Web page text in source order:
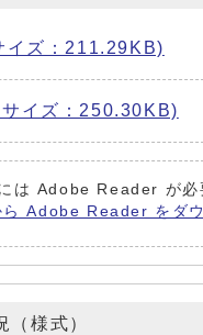
イズ：211.29KB)
イズ：250.30KB)
は Adobe Reader が必
Adobe Reader をダウ
様式）